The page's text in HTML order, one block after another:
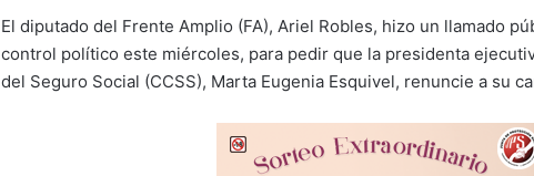
El diputado del Frente Amplio (FA), Ariel Robles, hizo un llamado
control político este miércoles, para pedir que la presidenta
del Seguro Social (CCSS), Marta Eugenia Esquivel, renuncie a su